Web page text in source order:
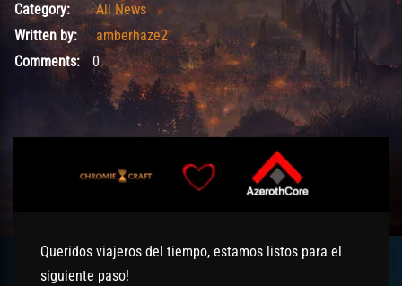
Category:
All News
Written by:
amberhaze2
Comments:
0
Queridos viajeros del tiempo, estamos listos para el
siguiente paso!